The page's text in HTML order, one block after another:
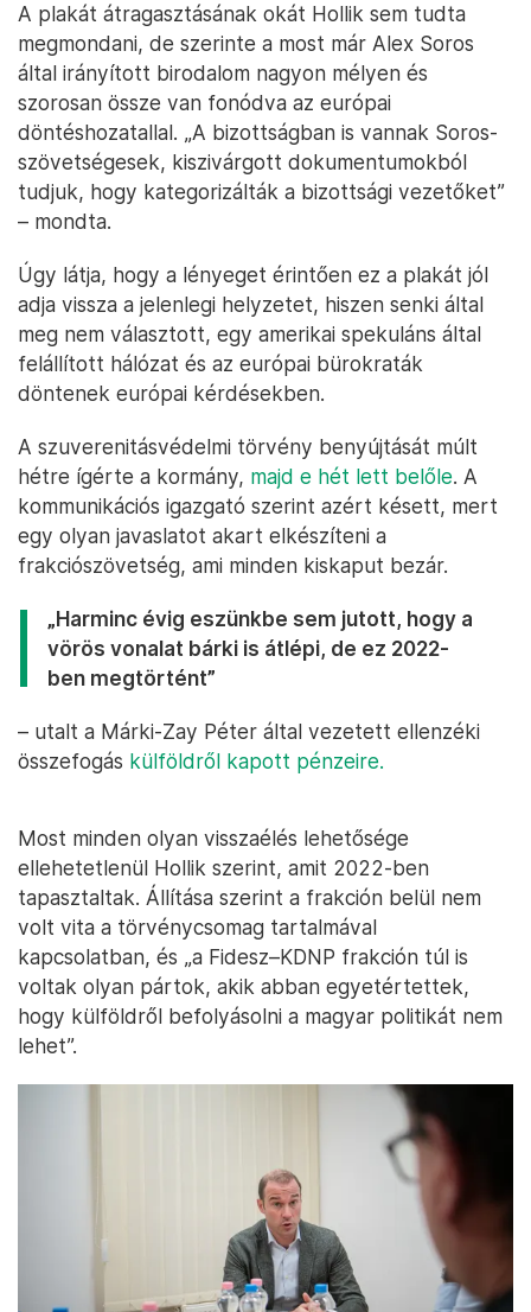
A plakát átragasztásának okát Hollik sem tudta
megmondani, de szerinte a most már Alex Soros
által irányított birodalom nagyon mélyen és
szorosan össze van fonódva az európai
döntéshozatallal. „A bizottságban is vannak Soros-
szövetségesek, kiszivárgott dokumentumokból
tudjuk, hogy kategorizálták a bizottsági vezetőket”
– mondta.
Úgy látja, hogy a lényeget érintően ez a plakát jól
adja vissza a jelenlegi helyzetet, hiszen senki által
meg nem választott, egy amerikai spekuláns által
felállított hálózat és az európai bürokraták
döntenek európai kérdésekben.
A szuverenitásvédelmi törvény benyújtását múlt
hétre ígérte a kormány, majd e hét lett belőle. A
kommunikációs igazgató szerint azért késett, mert
egy olyan javaslatot akart elkészíteni a
frakciószövetség, ami minden kiskaput bezár.
„Harminc évig eszünkbe sem jutott, hogy a
vörös vonalat bárki is átlépi, de ez 2022-
ben megtörtént”
– utalt a Márki-Zay Péter által vezetett ellenzéki
összefogás külföldről kapott pénzeire.
Most minden olyan visszaélés lehetősége
ellehetetlenül Hollik szerint, amit 2022-ben
tapasztaltak. Állítása szerint a frakción belül nem
volt vita a törvénycsomag tartalmával
kapcsolatban, és „a Fidesz–KDNP frakción túl is
voltak olyan pártok, akik abban egyetértettek,
hogy külföldről befolyásolni a magyar politikát nem
lehet”.